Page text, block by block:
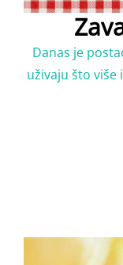
Danas je
uživaju što više